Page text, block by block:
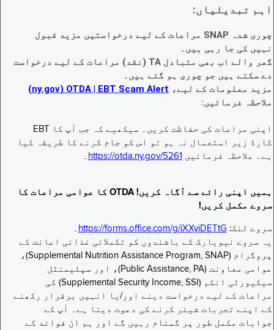
اہم تبدیلیاں:
چوری شدہ SNAP مراعات کے لیے درخواستیں مزید قبول
نہیں کی جا رہی ہیں۔
گھر والے اب بھی متبادل TA (نقد) مراعات کے لیے درخواست
دے سکتے ہیں جو چوری ہو گئے ہیں۔
مزید معلومات کے لیے، EBT Scam Alert ‏| OTDA ‏(ny.gov)
ملاحظہ فرمائیں:
اپنی مراعات کی حفاظت کریں۔ سیکھیے کہ جب آپ کا EBT
کارڈ زیر استعمال نہ ہو تو اس کو جام کرنے کا طریقہ کیا
ہے۔ ملاحظہ فرمائیں https://otda.ny.gov/5261 ۔
ہمیں اپنی رائے سے آگاہ کریں! OTDA کا عوامی مراعات کا
سروے مکمل کریں!
سروے لنک: https://forms.office.com/g/iXXyiDETtG ۔
یہ سروے نیویارک کے باشندوں کو تکملائی غذائی اعانت کے
پروگرام (Supplemental Nutrition Assistance Program, SNAP)،
عوامی معاونت (Public Assistance, PA)، اور سپلیمنٹل
سیکیورٹی انکم (Supplemental Security Income, SSI) کی
مراعات کے لیے درخواست دینے اور/یا انہیں برقرار رکھنے
کے اپنے تجربات شیئر کرنے کی دعوت دیتا ہے۔ آپ کے
جوابات مکمل طور پر گمنام رہیں گے اور ہم ان فوائد کے